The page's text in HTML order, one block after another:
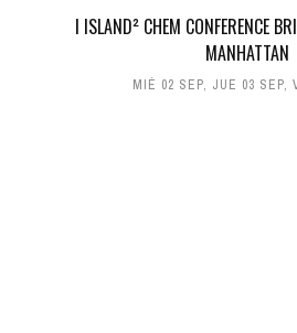
I ISLAND² CHEM CONFERENCE
MANHATTAN
MIÉ 02 SEP, JUE 03 SEP,